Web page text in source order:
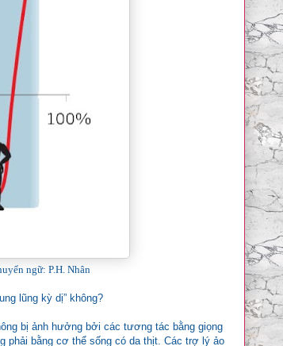
ngữ: P.H. Nhân
lũng kỳ dị” không?
bị ảnh hưởng bởi các tương tác bằng giọng
phải bằng cơ thể sống có da thịt. Các trợ lý ảo